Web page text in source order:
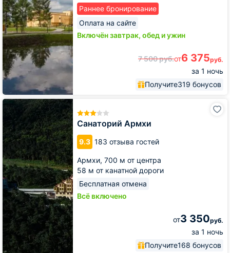
Раннее бронирование
Оплата на сайте
Включён завтрак, обед и ужин
7 500руб.от6 375руб.
за 1 ночь
Получите319 бонусов
Санаторий Армхи
9.3 183 отзыва гостей
Армхи, 700 м от центра
58 м от канатной дороги
Бесплатная отмена
Всё включено
от3 350руб.
за 1 ночь
Получите168 бонусов
Санаторий
Армхи